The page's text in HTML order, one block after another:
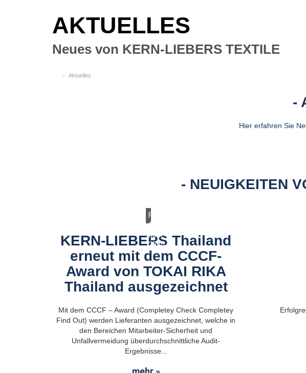
AKTUELLES
Neues von KERN-LIEBERS TEXTILE
Aktuelles
Hier erfahren Sie
NEUIGKEITEN
Freitag,
12.
Juni
2020
KERN-LIEBERS Thailand
erneut mit dem CCCF-
Award von TOKAI RIKA
Thailand ausgezeichnet
Mit dem CCCF – Award (Completey Check Completey
Find Out) werden Lieferanten ausgezeichnet, welche in
den Bereichen Mitarbeiter-Sicherheit und
Unfallvermeidung überdurchschnittliche Audit-
Ergebnisse...